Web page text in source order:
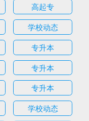
高起专
学校动态
专升本
专升本
专升本
学校动态